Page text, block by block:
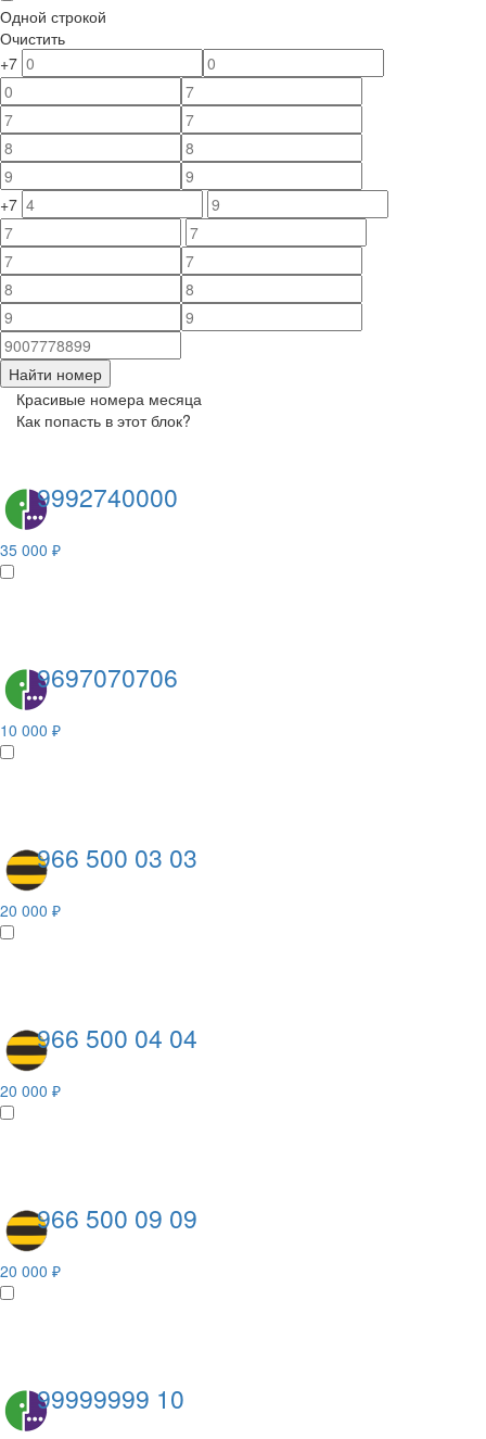
Одной строкой
Очистить
+7
+7
Найти номер
Красивые номера месяца
Как попасть в этот блок?
9992740000
35 000 ₽
9697070706
10 000 ₽
966 500 03 03
20 000 ₽
966 500 04 04
20 000 ₽
966 500 09 09
20 000 ₽
99999999 10